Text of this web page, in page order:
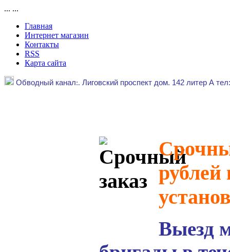
... ...
Главная
Интернет магазин
Контакты
RSS
Карта сайта
Обводный канал:. Лиговский проспект дом. 142 литер А
рублей
Выезд